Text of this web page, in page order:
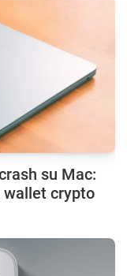
su Mac:
wallet crypto